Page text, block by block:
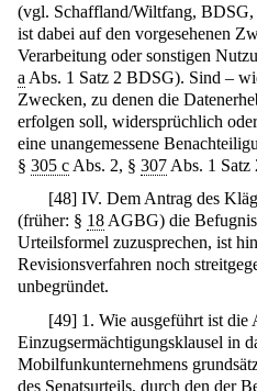
(vgl. Schaffland/Wiltfang, BDSG,
ist dabei auf den vorgesehenen
Verarbeitung oder sonstigen
a Abs. 1 Satz 2 BDSG). Sind –
Zwecken, zu denen die
erfolgen soll, widersprüchlich
eine unangemessene
§ 305 c Abs. 2, § 307 Abs. 1
[48] IV. Dem Antrag des
(früher: § 18 AGBG) die
Urteilsformel zuzusprechen, ist
Revisionsverfahren noch
unbegründet.
[49] 1. Wie ausgeführt ist die
Einzugsermächtigungsklausel in
Mobilfunkunternehmens
des Senatsurteils, durch den der